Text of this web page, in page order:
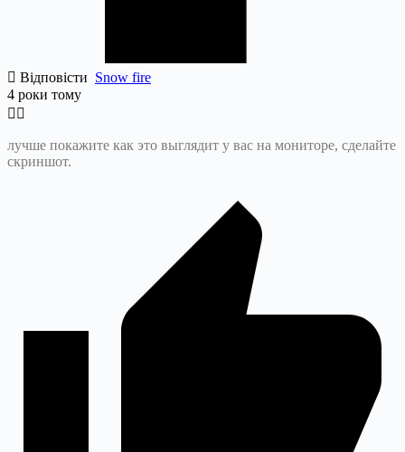
Відповісти Snow fire
4 роки тому
лучше покажите как это выглядит у вас на мониторе, сделайте
скриншот.